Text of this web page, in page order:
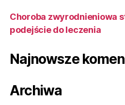
Choroba zwyrodnieniowa
podejście do leczenia
Najnowsze
Archiwa